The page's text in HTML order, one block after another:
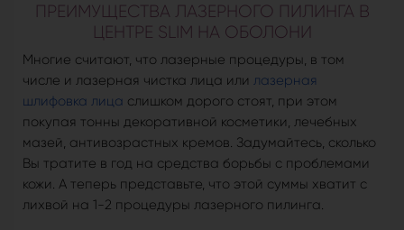
ПРЕИМУЩЕСТВА ЛАЗЕРНОГО ПИЛИНГА В
ЦЕНТРЕ SLIM НА ОБОЛОНИ
Многие считают, что лазерные процедуры, в том
числе и лазерная чистка лица или лазерная
шлифовка лица слишком дорого стоят, при этом
покупая тонны декоративной косметики, лечебных
мазей, антивозрастных кремов. Задумайтесь, сколько
Вы тратите в год на средства борьбы с проблемами
кожи. А теперь представьте, что этой суммы хватит с
лихвой на 1-2 процедуры лазерного пилинга.